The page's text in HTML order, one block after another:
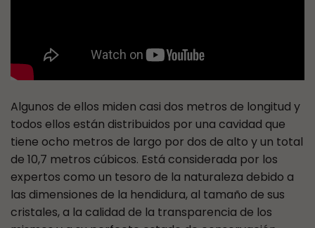
Algunos de ellos miden casi dos metros de longitud y
todos ellos están distribuidos por una cavidad que
tiene ocho metros de largo por dos de alto y un total
de 10,7 metros cúbicos. Está considerada por los
expertos como un tesoro de la naturaleza debido a
las dimensiones de la hendidura, al tamaño de sus
cristales, a la calidad de la transparencia de los